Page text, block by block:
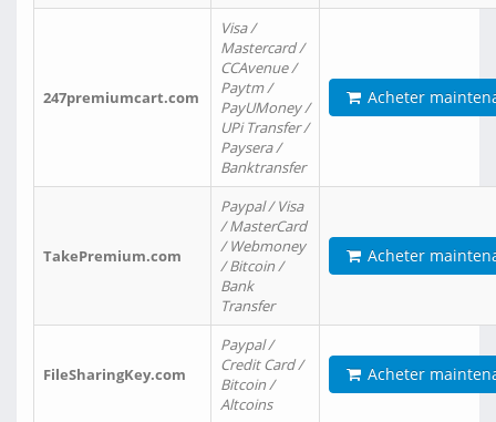
247premiumcart.com
Visa /
Mastercard /
CCAvenue /
Paytm /
PayUMoney /
UPi Transfer /
Paysera /
Banktransfer
Acheter
TakePremium.com
Paypal / Visa
/ MasterCard
/ Webmoney
/ Bitcoin /
Bank
Transfer
Acheter
FileSharingKey.com
Paypal /
Credit Card /
Bitcoin /
Altcoins
Acheter